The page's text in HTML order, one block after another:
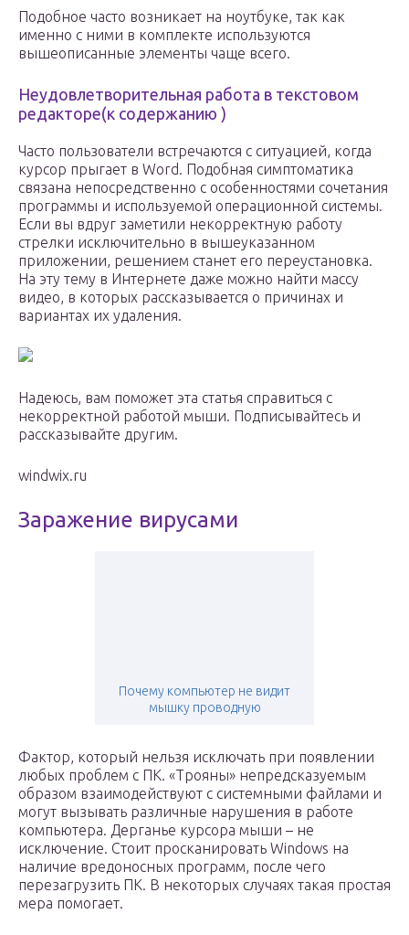
Подобное часто возникает на ноутбуке, так как
именно с ними в комплекте используются
вышеописанные элементы чаще всего.
Неудовлетворительная работа в текстовом
редакторе(к содержанию )
Часто пользователи встречаются с ситуацией, когда
курсор прыгает в Word. Подобная симптоматика
связана непосредственно с особенностями сочетания
программы и используемой операционной системы.
Если вы вдруг заметили некорректную работу
стрелки исключительно в вышеуказанном
приложении, решением станет его переустановка.
На эту тему в Интернете даже можно найти массу
видео, в которых рассказывается о причинах и
вариантах их удаления.
Надеюсь, вам поможет эта статья справиться с
некорректной работой мыши. Подписывайтесь и
рассказывайте другим.
windwix.ru
Заражение вирусами
Почему компьютер не видит
мышку проводную
Фактор, который нельзя исключать при появлении
любых проблем с ПК. «Трояны» непредсказуемым
образом взаимодействуют с системными файлами и
могут вызывать различные нарушения в работе
компьютера. Дерганье курсора мыши – не
исключение. Стоит просканировать Windows на
наличие вредоносных программ, после чего
перезагрузить ПК. В некоторых случаях такая простая
мера помогает.